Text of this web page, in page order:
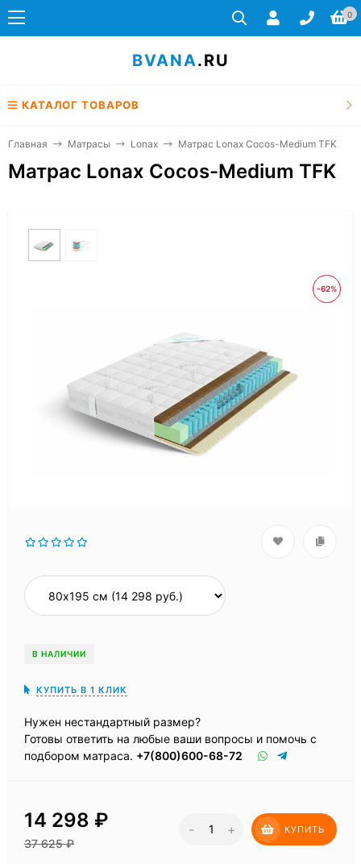
0
BVANA.RU
КАТАЛОГ ТОВАРОВ
Главная Матрасы Lonax Матрас Lonax Cocos-Medium TFK
Матрас Lonax Cocos-Medium TFK
-62%
В НАЛИЧИИ
КУПИТЬ В 1 КЛИК
Нужен нестандартный размер?
Готовы ответить на любые ваши вопросы и помочь с
подбором матраса. +7(800)600-68-72
14 298 ₽
37 625₽
- + КУПИТЬ